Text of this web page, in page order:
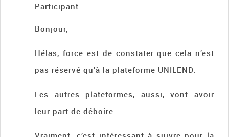
Participant
Bonjour,
Hélas, force est de constater que cela n’est
pas réservé qu’à la plateforme UNILEND.
Les autres plateformes, aussi, vont avoir
leur part de déboire.